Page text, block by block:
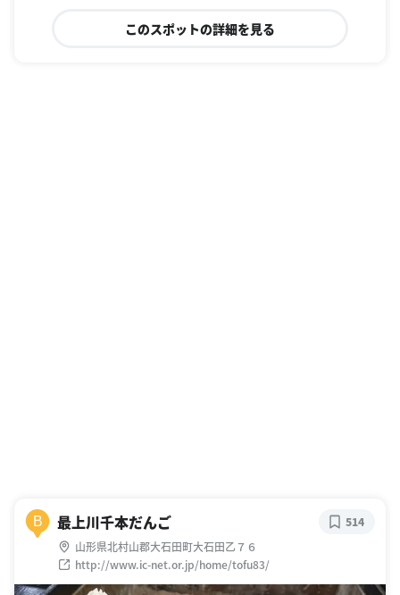
このスポットの詳細を見る
B 最上川千本だんご
山形県北村山郡大石田町大石田乙７６
http://www.ic-net.or.jp/home/tofu83/
514